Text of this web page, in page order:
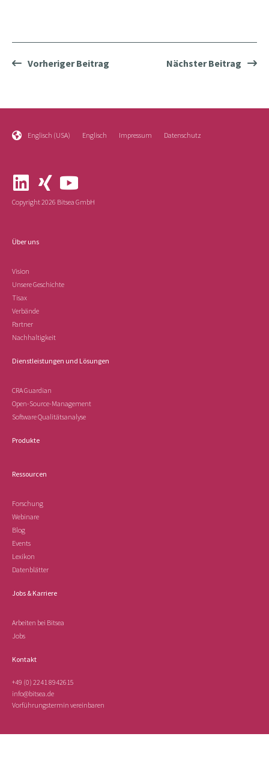
Vorheriger Beitrag Nächster Beitrag
Datenschutz
Impressum
Englisch
Englisch (USA)
Copyright 2026 Bitsea GmbH
Über uns
Vision
Unsere Geschichte
Tisax
Verbände
Partner
Nachhaltigkeit
Dienstleistungen und Lösungen
CRA Guardian
Open-Source-Management
Software Qualitätsanalyse
Produkte
Ressourcen
Forschung
Webinare
Blog
Events
Lexikon
Datenblätter
Jobs & Karriere
Arbeiten bei Bitsea
Jobs
Kontakt
+49 (0) 2241 8942615
info@bitsea.de
Vorführungstermin vereinbaren